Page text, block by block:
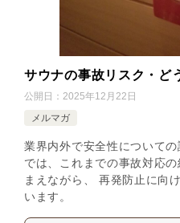
サウナの事故リスク・ど
公開日： 2025年12月22日
メルマガ
業界内外で安全性について
では、これまでの事故対応
まえながら、 再発防止に向
います。